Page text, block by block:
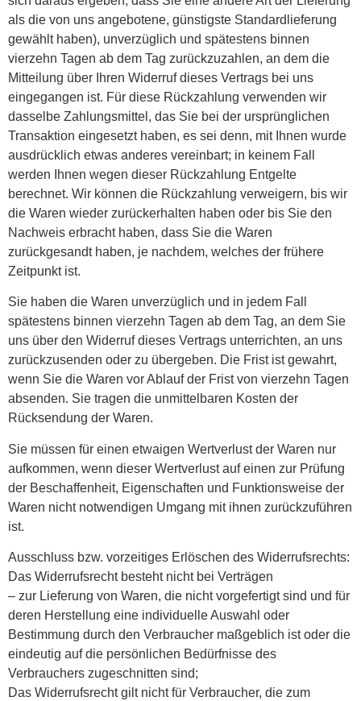
als die von uns angebotene, günstigste Standardlieferung
gewählt haben), unverzüglich und spätestens binnen
vierzehn Tagen ab dem Tag zurückzuzahlen, an dem die
Mitteilung über Ihren Widerruf dieses Vertrags bei uns
eingegangen ist. Für diese Rückzahlung verwenden wir
dasselbe Zahlungsmittel, das Sie bei der ursprünglichen
Transaktion eingesetzt haben, es sei denn, mit Ihnen wurde
ausdrücklich etwas anderes vereinbart; in keinem Fall
werden Ihnen wegen dieser Rückzahlung Entgelte
berechnet. Wir können die Rückzahlung verweigern, bis wir
die Waren wieder zurückerhalten haben oder bis Sie den
Nachweis erbracht haben, dass Sie die Waren
zurückgesandt haben, je nachdem, welches der frühere
Zeitpunkt ist.
Sie haben die Waren unverzüglich und in jedem Fall
spätestens binnen vierzehn Tagen ab dem Tag, an dem Sie
uns über den Widerruf dieses Vertrags unterrichten, an uns
zurückzusenden oder zu übergeben. Die Frist ist gewahrt,
wenn Sie die Waren vor Ablauf der Frist von vierzehn Tagen
absenden. Sie tragen die unmittelbaren Kosten der
Rücksendung der Waren.
Sie müssen für einen etwaigen Wertverlust der Waren nur
aufkommen, wenn dieser Wertverlust auf einen zur Prüfung
der Beschaffenheit, Eigenschaften und Funktionsweise der
Waren nicht notwendigen Umgang mit ihnen zurückzuführen
ist.
Ausschluss bzw. vorzeitiges Erlöschen des Widerrufsrechts:
Das Widerrufsrecht besteht nicht bei Verträgen
– zur Lieferung von Waren, die nicht vorgefertigt sind und für
deren Herstellung eine individuelle Auswahl oder
Bestimmung durch den Verbraucher maßgeblich ist oder die
eindeutig auf die persönlichen Bedürfnisse des
Verbrauchers zugeschnitten sind;
Das Widerrufsrecht gilt nicht für Verbraucher, die zum